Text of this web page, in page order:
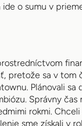
o sumu v
pretože sa v tom
Plánovali sa
Správny
rokmi.
sme získali v